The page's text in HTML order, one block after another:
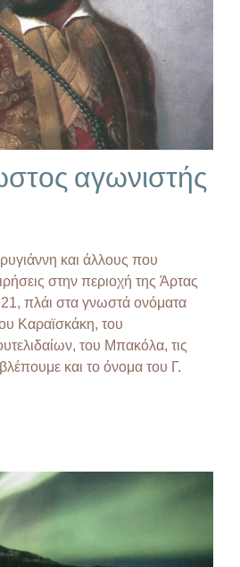
αγωνιστής
και άλλους που
στην περιοχή της Άρτας
πλάι στα γνωστά ονόματα
Καραϊσκάκη, του
του Μπακόλα, τις
και το όνομα του Γ.